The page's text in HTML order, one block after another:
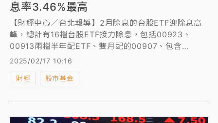
息率3.46%最高
【財經中心／台北報導】2月除息的台股ETF迎除息高
峰，總計有16檔台股ETF接力除息，包括00923、
00913兩檔半年配ETF、雙月配的00907、包含
00894、00878、00891等在內的7檔季配型產品，以
及包含00900、00730、00929等6檔月配型產品，其
中00936於今除息，其他產品的除息日多落於2/18、
買進日。
2025/02/17 10:16
財經 股市基金